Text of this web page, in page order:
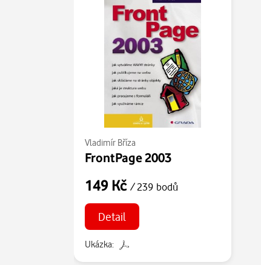
Vladimír Bříza
FrontPage 2003
149 Kč / 239 bodů
Detail
Ukázka: